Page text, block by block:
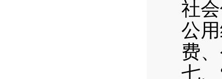
社
公
费
七